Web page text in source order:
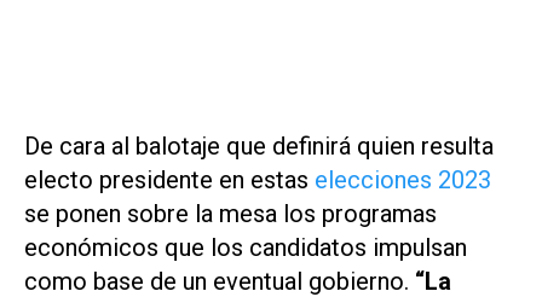
De cara al balotaje que definirá quien resulta
electo presidente en estas elecciones 2023
se ponen sobre la mesa los programas
económicos que los candidatos impulsan
como base de un eventual gobierno. “La